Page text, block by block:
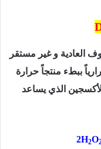
العادية و غير مستقر
ببطء منتجاً حرارة
الذي يساعد
2H2O